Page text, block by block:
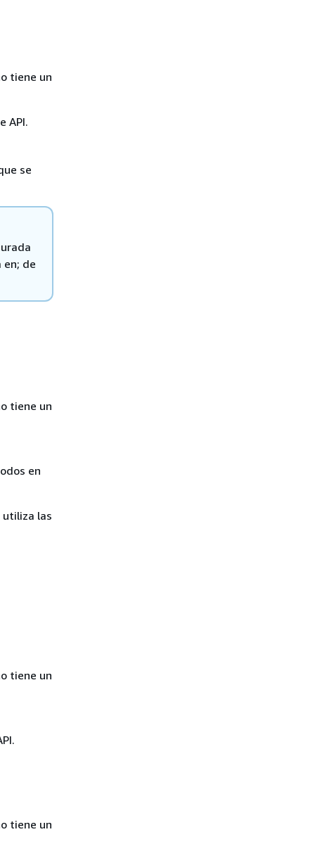
tiene un
API.
se
en; de
tiene un
en
utiliza las
tiene un
tiene un